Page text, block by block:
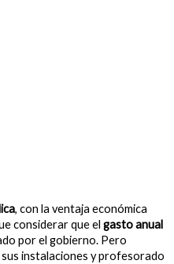
, con la ventaja económica
considerar que el gasto anual
por el gobierno. Pero
instalaciones y profesorado